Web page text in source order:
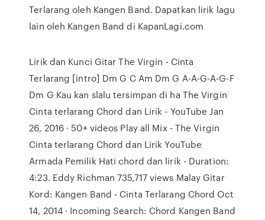
Terlarang oleh Kangen Band. Dapatkan lirik lagu
lain oleh Kangen Band di KapanLagi.com
Lirik dan Kunci Gitar The Virgin - Cinta
Terlarang [intro] Dm G C Am Dm G A-A-G-A-G-F
Dm G Kau kan slalu tersimpan di ha The Virgin
Cinta terlarang Chord dan Lirik - YouTube Jan
26, 2016 · 50+ videos Play all Mix - The Virgin
Cinta terlarang Chord dan Lirik YouTube
Armada Pemilik Hati chord dan lirik - Duration:
4:23. Eddy Richman 735,717 views Malay Gitar
Kord: Kangen Band - Cinta Terlarang Chord Oct
14, 2014 · Incoming Search: Chord Kangen Band